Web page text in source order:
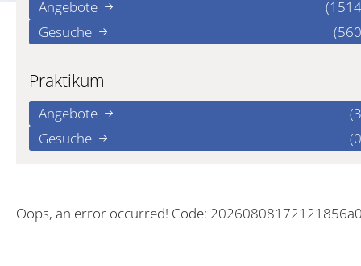
Angebote
Gesuche
Praktikum
Angebote
Gesuche
Oops, an error occurred! Code: